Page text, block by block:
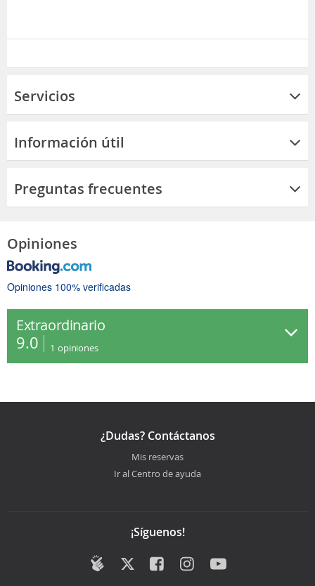
Servicios
Información útil
Preguntas frecuentes
Opiniones
Opiniones 100% verificadas
Extraordinario
9.0 1 opiniones
¿Dudas? Contáctanos
Mis reservas
Ir al Centro de ayuda
¡Síguenos!